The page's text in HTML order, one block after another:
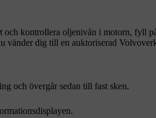
och kontrollera oljenivån i motorn, fyll
vänder dig till en auktoriserad
och övergår sedan till fast sken.